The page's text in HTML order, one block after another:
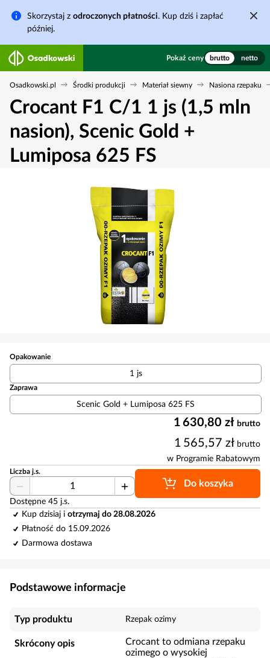
Skorzystaj z odroczonych płatności. Kup dziś i zapłać
później.
Pokaż ceny brutto netto
Osadkowski.pl Środki produkcji Materiał siewny Nasiona rzepaku
Crocant F1 C/1 1 js (1,5 mln
nasion), Scenic Gold +
Lumiposa 625 FS
Opakowanie
1 js
Zaprawa
Scenic Gold + Lumiposa 625 FS
1 630,80 zł brutto
1 565,57 zł brutto
w Programie Rabatowym
Liczba j.s.
Dostępne 45 j.s.
Do koszyka
Kup dzisiaj i otrzymaj do 28.08.2026
Płatność do 15.09.2026
Darmowa dostawa
Podstawowe informacje
Typ produktu Rzepak ozimy
Skrócony opis
Crocant to odmiana rzepaku
ozimego o wysokiej